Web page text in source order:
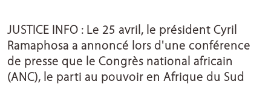
JUSTICE INFO : Le 25 avril, le président Cyril
Ramaphosa a annoncé lors d'une conférence
de presse que le Congrès national africain
(ANC), le parti au pouvoir en Afrique du Sud